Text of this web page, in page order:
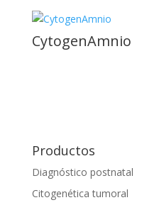
CytogenAmnio
Productos
Diagnóstico postnatal
Citogenética tumoral